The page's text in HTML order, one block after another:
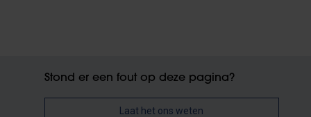
Stond er een fout op deze pagina?
Laat het ons weten